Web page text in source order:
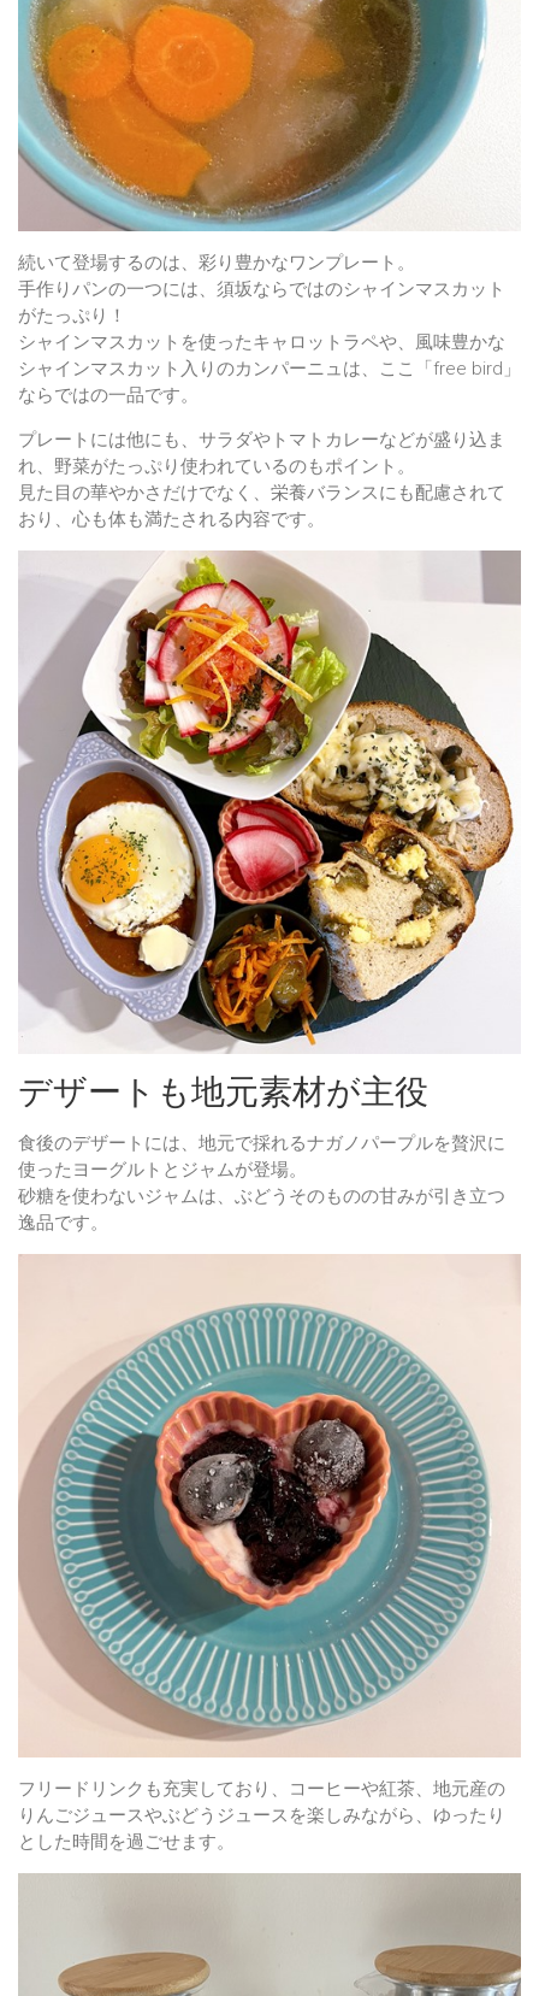
続いて登場するのは、彩り豊かなワンプレート。
手作りパンの一つには、須坂ならではのシャインマスカット
がたっぷり！
シャインマスカットを使ったキャロットラペや、風味豊かな
シャインマスカット入りのカンパーニュは、ここ「free bird」
ならではの一品です。
プレートには他にも、サラダやトマトカレーなどが盛り込ま
れ、野菜がたっぷり使われているのもポイント。
見た目の華やかさだけでなく、栄養バランスにも配慮されて
おり、心も体も満たされる内容です。
デザートも地元素材が主役
食後のデザートには、地元で採れるナガノパープルを贅沢に
使ったヨーグルトとジャムが登場。
砂糖を使わないジャムは、ぶどうそのものの甘みが引き立つ
逸品です。
フリードリンクも充実しており、コーヒーや紅茶、地元産の
りんごジュースやぶどうジュースを楽しみながら、ゆったり
とした時間を過ごせます。